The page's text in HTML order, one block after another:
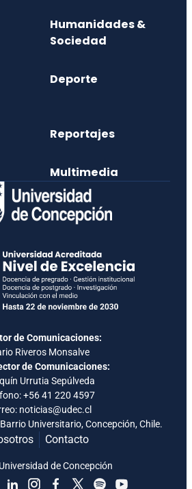
Humanidades &
Sociedad
Deporte
Reportajes
Multimedia
de Comunicaciones:
Riveros Monsalve
de Comunicaciones:
Urrutia Sepúlveda
+56 41 220 4597
noticias@udec.cl
Universitario, Concepción, Chile.
Contacto
de Concepción